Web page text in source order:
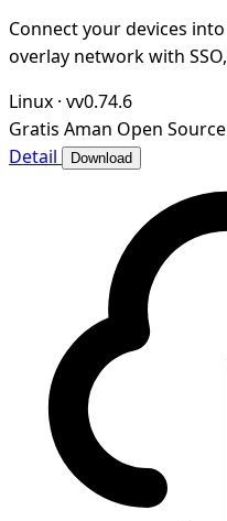
Connect your devices
overlay network with
Linux · vv0.74.6
Gratis Aman Open Source
Detail
Download